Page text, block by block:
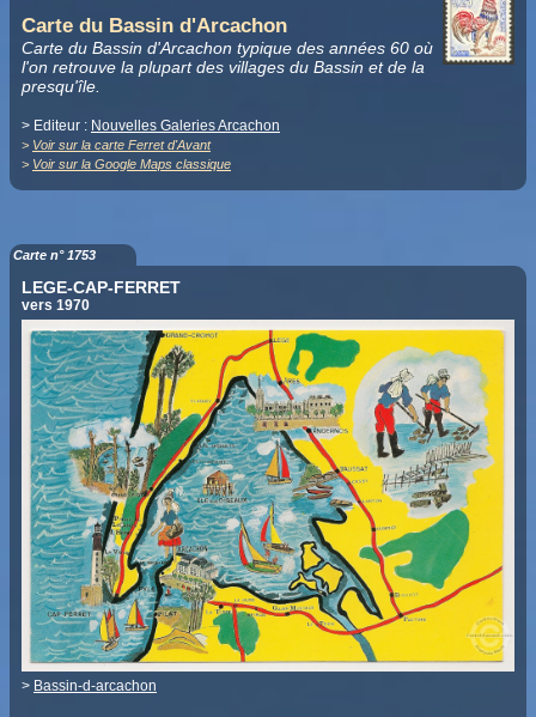
Carte du Bassin d'Arcachon
Carte du Bassin d'Arcachon typique des années 60 où
l'on retrouve la plupart des villages du Bassin et de la
presqu'île.
> Editeur : Nouvelles Galeries Arcachon
> Voir sur la carte Ferret d'Avant
> Voir sur la Google Maps classique
Carte n° 1753
LEGE-CAP-FERRET
vers 1970
> Bassin-d-arcachon